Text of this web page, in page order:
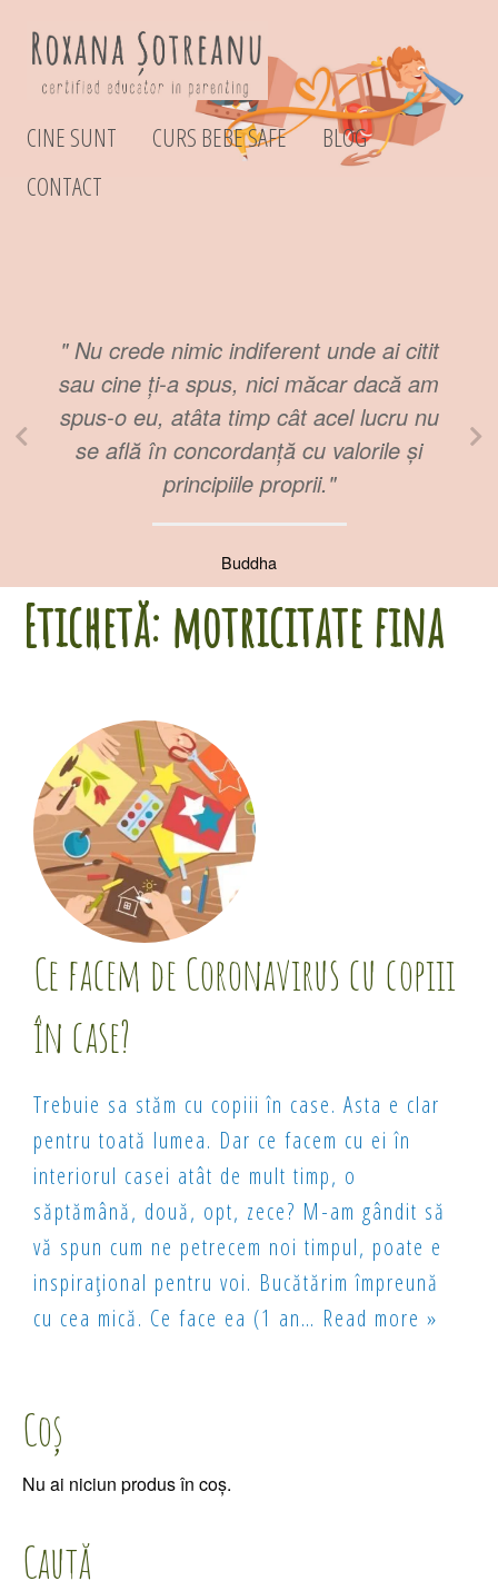
CINE SUNT CURS BEBE SAFE
BLOG
CONTACT
Nu crede nimic indiferent unde ai citit
sau cine ți-a spus, nici măcar dacă am
spus-o eu, atâta timp cât acel lucru nu
se află în concordanță cu valorile și
principiile proprii.
Buddha
Etichetă: motricitate fina
Ce facem de Coronavirus cu copiii
în case?
Trebuie sa stăm cu copiii în case. Asta e clar
pentru toată lumea. Dar ce facem cu ei în
interiorul casei atât de mult timp, o
săptămână, două, opt, zece? M-am gândit să
vă spun cum ne petrecem noi timpul, poate e
inspirațional pentru voi. Bucătărim împreună
cu cea mică. Ce face ea (1 an… Read more »
Coș
Nu ai niciun produs în coș.
Caută